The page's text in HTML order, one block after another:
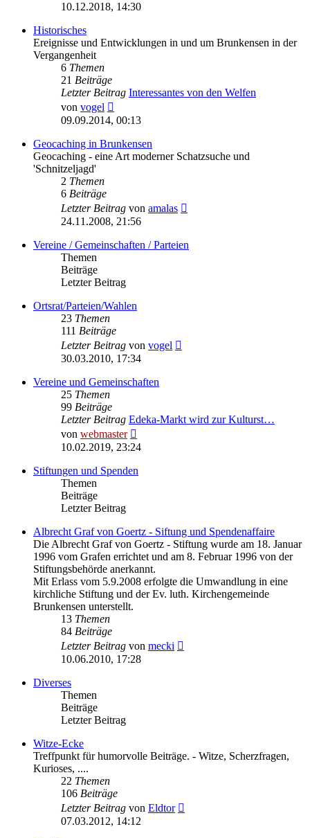
Beitrag
10.12.2018, 14:30
Historisches
Ereignisse und Entwicklungen in und um Brunkensen in der
Vergangenheit
6 Themen
21 Beiträge
Letzter Beitrag Interessantes von den Welfen
von vogel
Beitrag
09.09.2014, 00:13
Geocaching in Brunkensen
Geocaching - eine Art moderner Schatzsuche und
'Schnitzeljagd'
2 Themen
6 Beiträge
Letzter Beitrag von amalas
24.11.2008, 21:56
Vereine / Gemeinschaften / Parteien
Themen
Beiträge
Letzter Beitrag
Ortsrat/Parteien/Wahlen
23 Themen
111 Beiträge
Letzter Beitrag von vogel
30.03.2010, 17:34
Vereine und Gemeinschaften
25 Themen
99 Beiträge
Letzter Beitrag Edeka-Markt wird zur Kulturst…
von webmaster
Beitrag
10.02.2019, 23:24
Stiftungen und Spenden
Themen
Beiträge
Letzter Beitrag
Albrecht Graf von Goertz - Siftung und Spendenaffaire
Die Albrecht Graf von Goertz - Stiftung wurde am 18. Januar
1996 vom Grafen errichtet und am 8. Februar 1996 von der
Stiftungsbehörde anerkannt.
Mit Erlass vom 5.9.2008 erfolgte die Umwandlung in eine
kirchliche Stiftung und der Ev. luth. Kirchengemeinde
Brunkensen unterstellt.
13 Themen
84 Beiträge
Letzter Beitrag von mecki
10.06.2010, 17:28
Diverses
Themen
Beiträge
Letzter Beitrag
Witze-Ecke
Treffpunkt für humorvolle Beiträge. - Witze, Scherzfragen,
Kurioses, ....
22 Themen
106 Beiträge
Letzter Beitrag von Eldtor
07.03.2012, 14:12